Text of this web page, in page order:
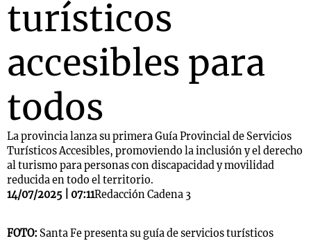
turísticos
accesibles para
todos
La provincia lanza su primera Guía Provincial de Servicios
Turísticos Accesibles, promoviendo la inclusión y el derecho
al turismo para personas con discapacidad y movilidad
reducida en todo el territorio.
14/07/2025 | 07:11Redacción Cadena 3
FOTO: Santa Fe presenta su guía de servicios turísticos